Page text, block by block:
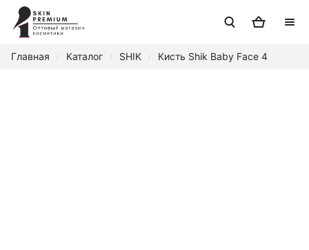
Главная / Каталог / SHIK / Кисть Shik Baby Face 4